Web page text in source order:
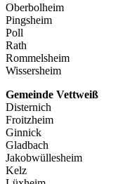
Oberbolheim
Pingsheim
Poll
Rath
Rommelsheim
Wissersheim
Gemeinde Vettweiß
Disternich
Froitzheim
Ginnick
Gladbach
Jakobwüllesheim
Kelz